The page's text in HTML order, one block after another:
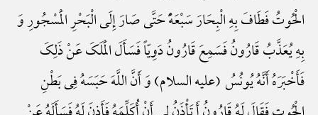
الْحُوتُ فَطَافَ بِهِ الْبِحَارَ سَبْعَهًًْ حَتَّی صَارَ إِلَی الْبَحْرِ الْمَسْجُورِ وَ
بِهِ یُعَذَّبُ قَارُونُ فَسَمِعَ قَارُونُ دَوِیّاً فَسَأَلَ الْمَلَکَ عَنْ ذَلِکَ
فَأَخْبَرَهُ أَنَّهُ یُونُسُ (علیه السلام) وَ أَنَّ اللَّهَ حَبَسَهُ فِی بَطْنِ